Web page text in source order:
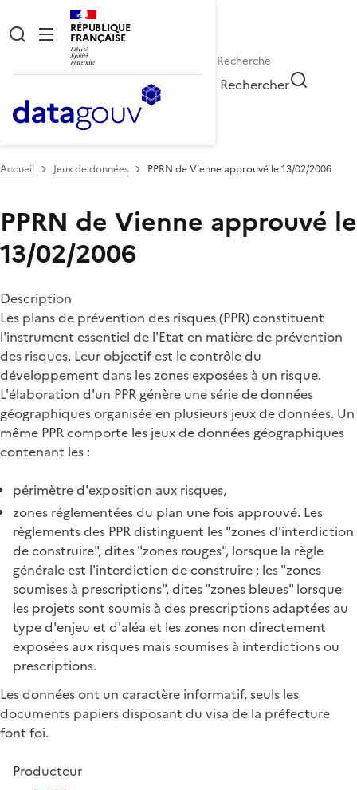
RÉPUBLIQUE
FRANÇAISE
Rechercher
Accueil Jeux de données PPRN de Vienne approuvé le 13/02/2006
PPRN de Vienne approuvé le
13/02/2006
Description
Les plans de prévention des risques (PPR) constituent
l'instrument essentiel de l'Etat en matière de prévention
des risques. Leur objectif est le contrôle du
développement dans les zones exposées à un risque.
L'élaboration d'un PPR génère une série de données
géographiques organisée en plusieurs jeux de données. Un
même PPR comporte les jeux de données géographiques
contenant les :
périmètre d'exposition aux risques,
zones réglementées du plan une fois approuvé. Les
règlements des PPR distinguent les "zones d'interdiction
de construire", dites "zones rouges", lorsque la règle
générale est l'interdiction de construire ; les "zones
soumises à prescriptions", dites "zones bleues" lorsque
les projets sont soumis à des prescriptions adaptées au
type d'enjeu et d'aléa et les zones non directement
exposées aux risques mais soumises à interdictions ou
prescriptions.
Les données ont un caractère informatif, seuls les
documents papiers disposant du visa de la préfecture
font foi.
Producteur